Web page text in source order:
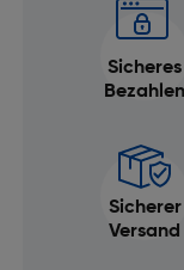
Mikrofon-
Produktfarbe:
Sicheres
Bezahlen
Sicherer
Versand